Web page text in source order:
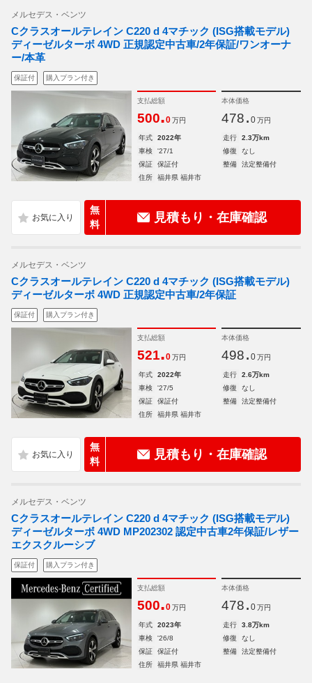
メルセデス・ベンツ
Cクラスオールテレイン C220 d 4マチック (ISG搭載モデル)
ディーゼルターボ 4WD 正規認定中古車/2年保証/ワンオーナ
ー/本革
保証付 購入プラン付き
支払総額
500.0 万円
本体価格
478. 0 万円
年式 2022年 走行
2.3万km
車検
'27/1 修復
なし
保証
保証付 整備
法定整備付
住所
福井県 福井市
無
料
見積もり・在庫確認
メルセデス・ベンツ
Cクラスオールテレイン C220 d 4マチック (ISG搭載モデル)
ディーゼルターボ 4WD 正規認定中古車/2年保証
保証付 購入プラン付き
支払総額
521.0 万円
本体価格
498. 0 万円
年式 2022年 走行
2.6万km
車検
'27/5 修復
なし
保証
保証付 整備
法定整備付
住所
福井県 福井市
無
料
見積もり・在庫確認
メルセデス・ベンツ
Cクラスオールテレイン C220 d 4マチック (ISG搭載モデル)
ディーゼルターボ 4WD MP202302 認定中古車2年保証/レザー
エクスクルーシブ
保証付 購入プラン付き
支払総額
500.0 万円
本体価格
478. 0 万円
年式 2023年 走行
3.8万km
車検
'26/8 修復
なし
保証
保証付 整備
法定整備付
住所
福井県 福井市